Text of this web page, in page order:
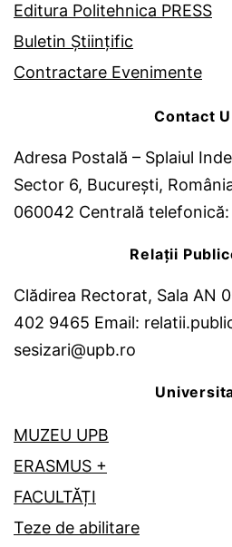
Editura Politehnica PRESS
Buletin Științific
Contractare Evenimente
Contact
Adresa Postală – Splaiul
Sector 6, București,
060042 Centrală
Relații
Clădirea Rectorat, Sala AN
402 9465 Email:
sesizari@upb.ro
MUZEU UPB
ERASMUS +
FACULTĂȚI
Teze de abilitare